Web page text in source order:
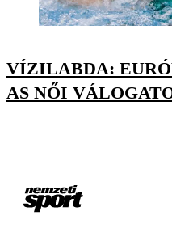
VÍZILABDA:
AS NŐI